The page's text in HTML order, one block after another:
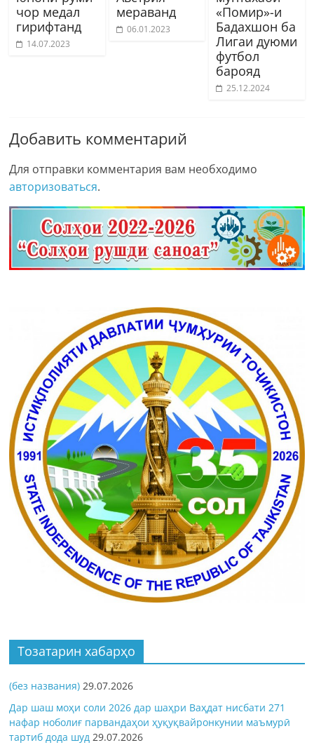
чор медал
гирифтанд
14.07.2023
мераванд
06.01.2023
«Помир»-и
Бадахшон ба
Лигаи дуюми
футбол
барояд
25.12.2024
Добавить комментарий
Для отправки комментария вам необходимо
авторизоваться.
Тозатарин хабарҳо
(без названия) 29.07.2026
Дар шаш моҳи соли 2026 дар шаҳри Ваҳдат нисбати 271
нафар ноболиғ парвандаҳои ҳуқуқвайронкунии маъмурӣ
тартиб дода шуд 29.07.2026